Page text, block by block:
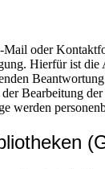
oder
Hierfür ist die
Bearbeitung
werden